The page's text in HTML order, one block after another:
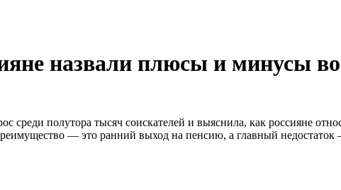
назвали плюсы и минусы
среди полутора тысяч соискателей и выяснила, как россияне
— это ранний выход на пенсию, а главный